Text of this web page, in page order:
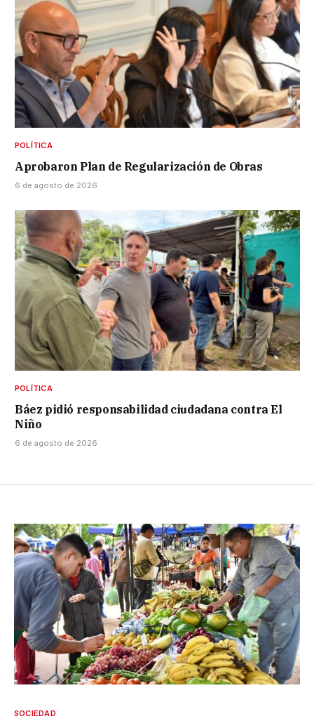
POLÍTICA
Aprobaron Plan de Regularización de Obras
6 de agosto de 2026
POLÍTICA
Báez pidió responsabilidad ciudadana contra El
Niño
6 de agosto de 2026
SOCIEDAD